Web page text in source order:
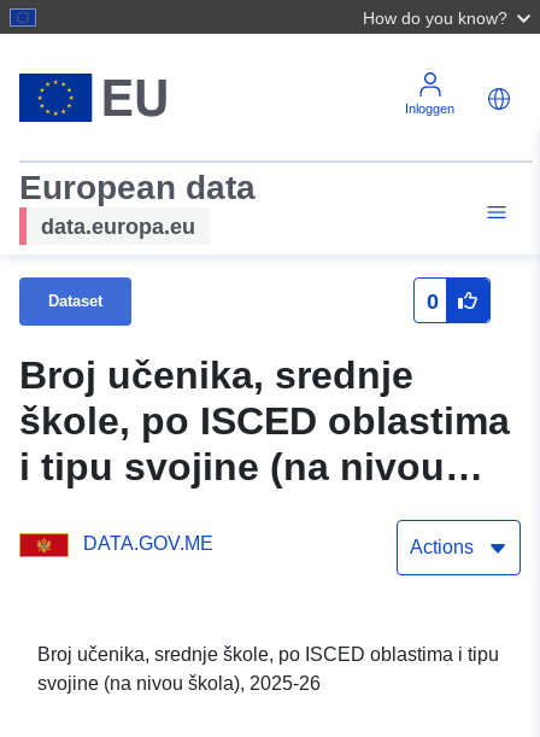
How do you know?
Inloggen
European data
data.europa.eu
Dataset 0
Broj učenika, srednje
škole, po ISCED oblastima
i tipu svojine (na nivou
DATA.GOV.ME Actions
Broj učenika, srednje škole, po ISCED oblastima i tipu
svojine (na nivou škola), 2025-26